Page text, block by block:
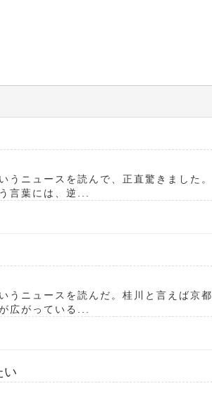
うニュースを読んで、正直驚きました。
言葉には、逆...
うニュースを読んだ。桂川と言えば京都
広がっている...
い